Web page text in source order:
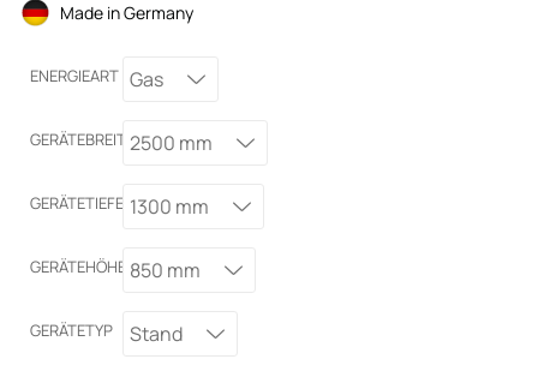
Made in Germany
ENERGIEART Gas
GERÄTEBREITE2500 mm
GERÄTETIEFE 1300 mm
GERÄTEHÖHE 850 mm
GERÄTETYP Stand